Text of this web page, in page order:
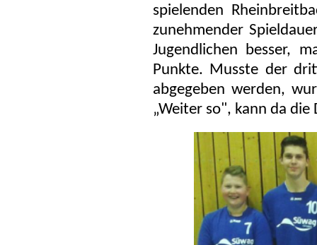
spielenden
zunehmender
Jugendlichen besser,
Punkte. Musste der
abgegeben werden,
„Weiter so", kann da die